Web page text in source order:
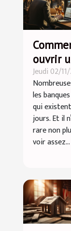
ouvrir
compte
ligne ?
Jeudi 02/
les
qui
jours. Et il
rare non
voir assez...